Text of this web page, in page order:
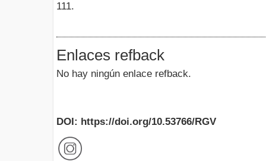
111.
Enlaces refback
No hay ningún enlace refback.
DOI: https://doi.org/10.53766/RGV